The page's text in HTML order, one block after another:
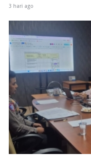
3 hari ago